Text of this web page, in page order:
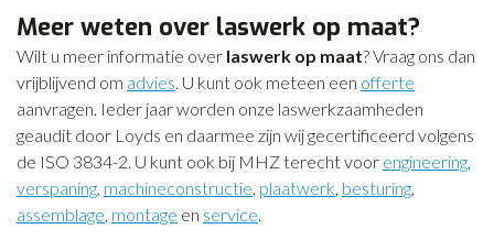
Meer weten over laswerk op maat?
Wilt u meer informatie over laswerk op maat? Vraag ons dan
vrijblijvend om advies. U kunt ook meteen een offerte
aanvragen. Ieder jaar worden onze laswerkzaamheden
geaudit door Loyds en daarmee zijn wij gecertificeerd volgens
de ISO 3834-2. U kunt ook bij MHZ terecht voor engineering,
verspaning, machineconstructie, plaatwerk, besturing,
assemblage, montage en service.